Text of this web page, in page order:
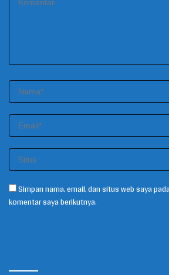
Simpan nama, email, dan situs web saya
komentar saya berikutnya.